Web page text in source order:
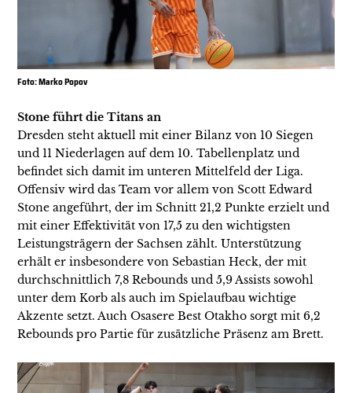
Foto: Marko Popov
Stone führt die Titans an
Dresden steht aktuell mit einer Bilanz von 10 Siegen
und 11 Niederlagen auf dem 10. Tabellenplatz und
befindet sich damit im unteren Mittelfeld der Liga.
Offensiv wird das Team vor allem von Scott Edward
Stone angeführt, der im Schnitt 21,2 Punkte erzielt und
mit einer Effektivität von 17,5 zu den wichtigsten
Leistungsträgern der Sachsen zählt. Unterstützung
erhält er insbesondere von Sebastian Heck, der mit
durchschnittlich 7,8 Rebounds und 5,9 Assists sowohl
unter dem Korb als auch im Spielaufbau wichtige
Akzente setzt. Auch Osasere Best Otakho sorgt mit 6,2
Rebounds pro Partie für zusätzliche Präsenz am Brett.